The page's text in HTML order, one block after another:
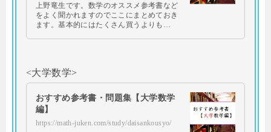
上野竜生です。数学のオススメ参考書など
をよく聞かれますのでここにまとめておき
ます。基本的にはたくさん買うよりも…
<大学数学>
おすすめ参考書・問題集【大学数学
編】
https://math-juken.com/study/daisankousyo/